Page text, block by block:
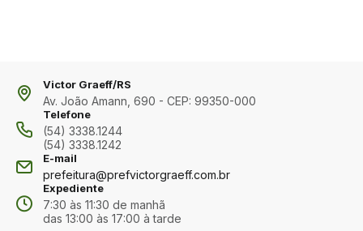
Victor Graeff/RS
Av. João Amann, 690 - CEP: 99350-000
Telefone
(54) 3338.1244
(54) 3338.1242
E-mail
prefeitura@prefvictorgraeff.com.br
Expediente
7:30 às 11:30 de manhã
das 13:00 às 17:00 à tarde